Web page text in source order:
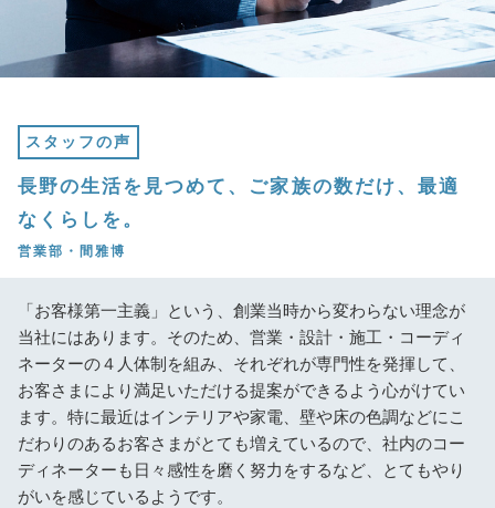
スタッフの声
長野の生活を見つめて、ご家族の数だけ、最適
なくらしを。
営業部・間雅博
「お客様第一主義」という、創業当時から変わらない理念が
当社にはあります。そのため、営業・設計・施工・コーディ
ネーターの４人体制を組み、それぞれが専門性を発揮して、
お客さまにより満足いただける提案ができるよう心がけてい
ます。特に最近はインテリアや家電、壁や床の色調などにこ
だわりのあるお客さまがとても増えているので、社内のコー
ディネーターも日々感性を磨く努力をするなど、とてもやり
がいを感じているようです。